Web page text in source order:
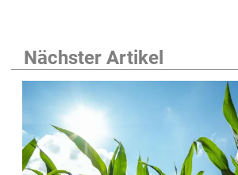
Nächster Artikel